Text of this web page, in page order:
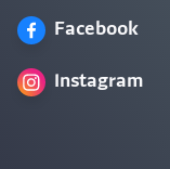
Facebook
Instagram